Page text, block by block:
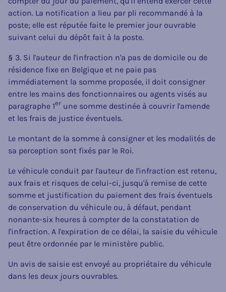
action. La notification a lieu par pli recommandé à la
poste; elle est réputée faite le premier jour ouvrable
suivant celui du dépôt fait à la poste.
§ 3. Si l'auteur de l'infraction n'a pas de domicile ou de
résidence fixe en Belgique et ne paie pas
immédiatement la somme proposée, il doit consigner
entre les mains des fonctionnaires ou agents visés au
paragraphe 1er une somme destinée à couvrir l'amende
et les frais de justice éventuels.
Le montant de la somme à consigner et les modalités de
sa perception sont fixés par le Roi.
Le véhicule conduit par l'auteur de l'infraction est retenu,
aux frais et risques de celui-ci, jusqu'à remise de cette
somme et justification du paiement des frais éventuels
de conservation du véhicule ou, à défaut, pendant
nonante-six heures à compter de la constatation de
l'infraction. A l'expiration de ce délai, la saisie du véhicule
peut être ordonnée par le ministère public.
Un avis de saisie est envoyé au propriétaire du véhicule
dans les deux jours ouvrables.